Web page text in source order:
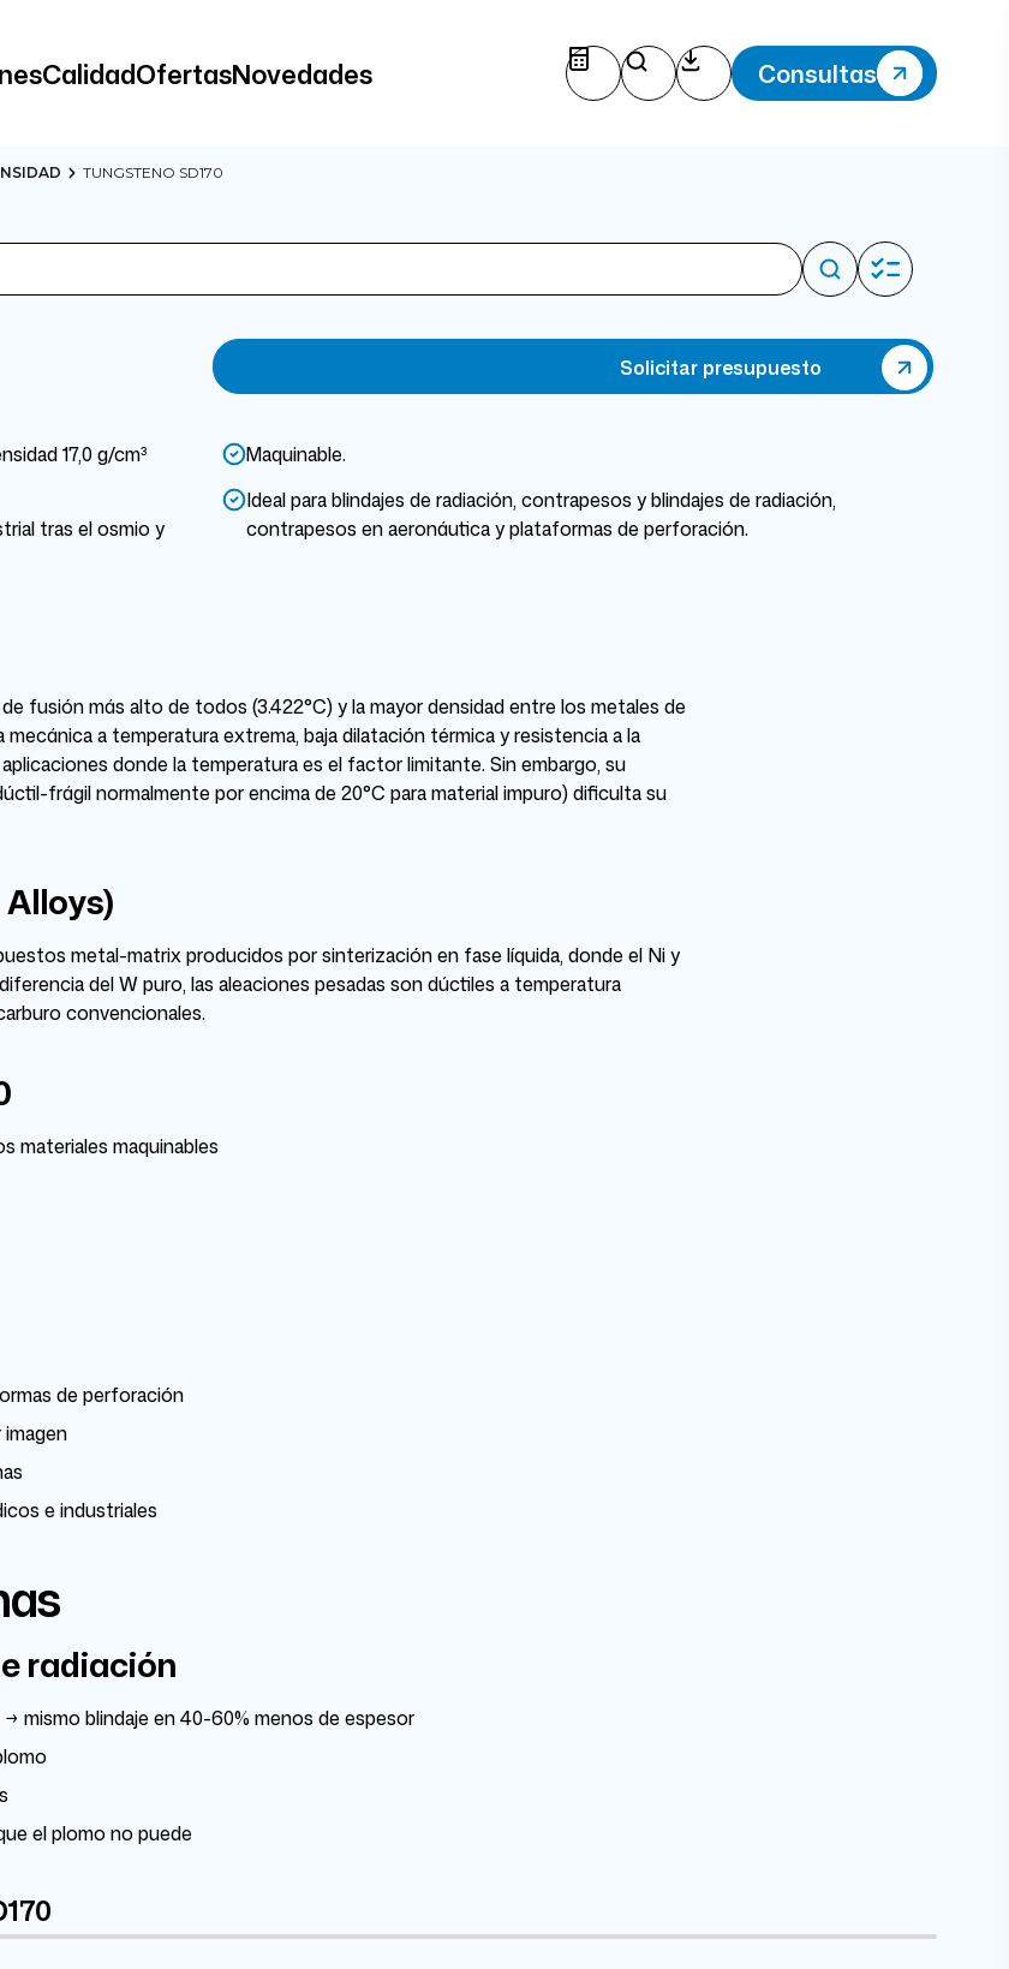
CalidadOfertasNovedades Consultas
TUNGSTENO SD170
17,0 g/cm³
tras el osmio y
Maquinable.
Ideal para blindajes de radiación, contrapesos y blindajes de radiación,
contrapesos en aeronáutica y plataformas de perforación.
Solicitar presupuesto
fusión más alto de todos (3.422°C) y la mayor densidad entre los metales de
a temperatura extrema, baja dilatación térmica y resistencia a la
donde la temperatura es el factor limitante. Sin embargo, su
frágil normalmente por encima de 20°C para material impuro) dificulta su
metal-matrix producidos por sinterización en fase líquida, donde el Ni y
del W puro, las aleaciones pesadas son dúctiles a temperatura
convencionales.
materiales maquinables
de perforación
e industriales
radiación
→ mismo blindaje en 40-60% menos de espesor
el plomo no puede